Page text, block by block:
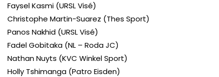
Faysel Kasmi (URSL Visé)
Christophe Martin-Suarez (Thes Sport)
Panos Nakhid (URSL Visé)
Fadel Gobitaka (NL – Roda JC)
Nathan Nuyts (KVC Winkel Sport)
Holly Tshimanga (Patro Eisden)